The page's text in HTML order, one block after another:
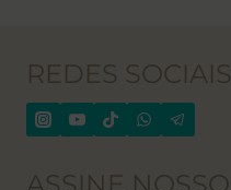
REDES SOCIAIS